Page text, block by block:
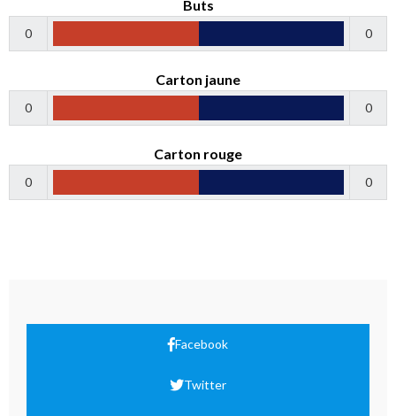
Buts
0 0
Carton jaune
0 0
Carton rouge
0 0
Facebook
Twitter